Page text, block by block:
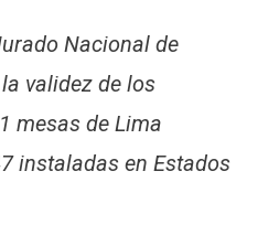
Nacional de
validez de los
mesas de Lima
instaladas en Estados